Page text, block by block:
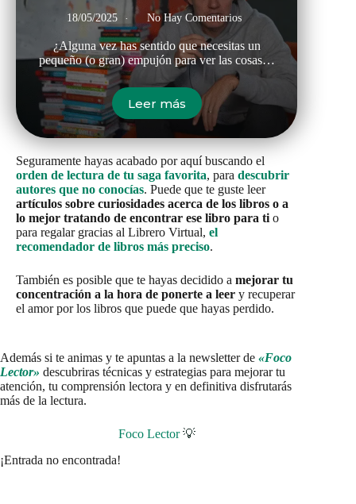
18/05/2025 No Hay Comentarios
¿Alguna vez has sentido que necesitas un
pequeño (o gran) empujón para ver las cosas…
Leer más
Seguramente hayas acabado por aquí buscando el
orden de lectura de tu saga favorita, para descubrir
autores que no conocías. Puede que te guste leer
artículos sobre curiosidades acerca de los libros o a
lo mejor tratando de encontrar ese libro para ti o
para regalar gracias al Librero Virtual, el
recomendador de libros más preciso.
También es posible que te hayas decidido a mejorar tu
concentración a la hora de ponerte a leer y recuperar
el amor por los libros que puede que hayas perdido.
Además si te animas y te apuntas a la newsletter de «Foco
Lector» descubriras técnicas y estrategias para mejorar tu
atención, tu comprensión lectora y en definitiva disfrutarás
más de la lectura.
Foco Lector💡
¡Entrada no encontrada!